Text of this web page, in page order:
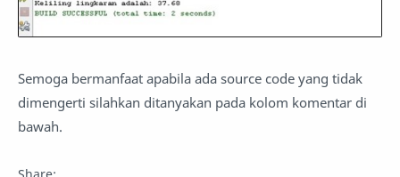
Semoga bermanfaat apabila ada source code yang tidak
dimengerti silahkan ditanyakan pada kolom komentar di
bawah.